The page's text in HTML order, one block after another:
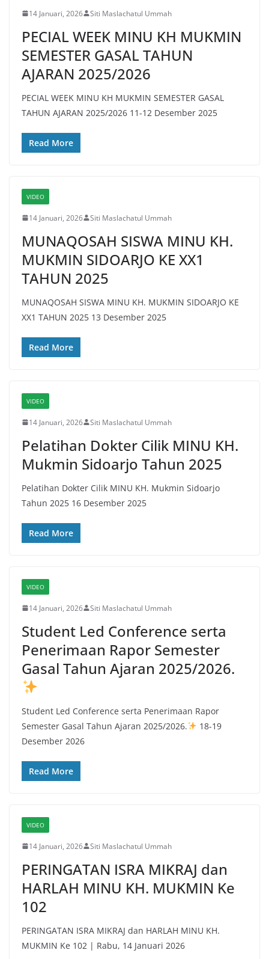
14 Januari, 2026 Siti Maslachatul Ummah
PECIAL WEEK MINU KH MUKMIN
SEMESTER GASAL TAHUN
AJARAN 2025/2026
PECIAL WEEK MINU KH MUKMIN SEMESTER GASAL
TAHUN AJARAN 2025/2026 11-12 Desember 2025
Read More
VIDEO
14 Januari, 2026 Siti Maslachatul Ummah
MUNAQOSAH SISWA MINU KH.
MUKMIN SIDOARJO KE XX1
TAHUN 2025
MUNAQOSAH SISWA MINU KH. MUKMIN SIDOARJO KE
XX1 TAHUN 2025 13 Desember 2025
Read More
VIDEO
14 Januari, 2026 Siti Maslachatul Ummah
Pelatihan Dokter Cilik MINU KH.
Mukmin Sidoarjo Tahun 2025
Pelatihan Dokter Cilik MINU KH. Mukmin Sidoarjo
Tahun 2025 16 Desember 2025
Read More
VIDEO
14 Januari, 2026 Siti Maslachatul Ummah
Student Led Conference serta
Penerimaan Rapor Semester
Gasal Tahun Ajaran 2025/2026.
Student Led Conference serta Penerimaan Rapor
Semester Gasal Tahun Ajaran 2025/2026.
18-19
Desember 2026
Read More
VIDEO
14 Januari, 2026 Siti Maslachatul Ummah
PERINGATAN ISRA MIKRAJ dan
HARLAH MINU KH. MUKMIN Ke
102
PERINGATAN ISRA MIKRAJ dan HARLAH MINU KH.
MUKMIN Ke 102 | Rabu, 14 Januari 2026